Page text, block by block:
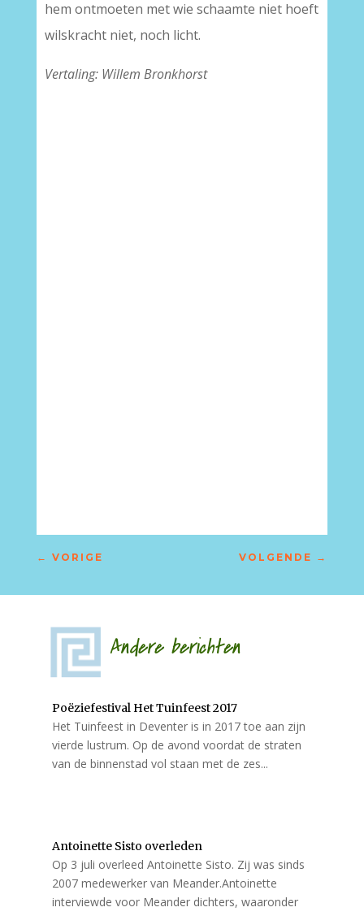
hem ontmoeten met wie schaamte niet hoeft
wilskracht niet, noch licht.
Vertaling: Willem Bronkhorst
← VORIGE VOLGENDE →
Andere berichten
Poëziefestival Het Tuinfeest 2017
Het Tuinfeest in Deventer is in 2017 toe aan zijn
vierde lustrum. Op de avond voordat de straten
van de binnenstad vol staan met de zes...
Antoinette Sisto overleden
Op 3 juli overleed Antoinette Sisto. Zij was sinds
2007 medewerker van Meander.Antoinette
interviewde voor Meander dichters, waaronder